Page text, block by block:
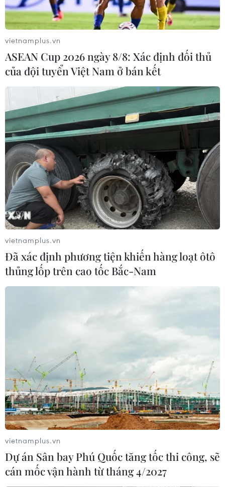
Điện Biên: Bắt đối tượng mua bán 1.200
viên ma túy tổng hợp
07/06/2025 08:04
Số ma túy trên Cở mua của một người đàn ông không
rõ danh tính ở khu vực bìa rừng thuộc địa phận bản Gia
Phú A với mục đích mang về bán kiếm lời.
Công an Điện Biên phá 2 chuyên án ma
túy, thu giữ số lượng lớn heroin
21/05/2025 03:05
Trong chiến dịch triệt phá tội phạm ma túy quy mô lớn,
Công an tỉnh Điện Biên đã bắt giữ hai đối tượng Cháng
A Sùng và Thào A Sính, thu giữ 9 bánh heroin cùng
nhiều tang vật.
vietnamplus.vn
ASEAN Cup 2026 ngày 8/8: Xác định đối thủ
của đội tuyển Việt Nam ở bán kết
vietnamplus.vn
Đã xác định phương tiện khiến hàng loạt ôtô
thủng lốp trên cao tốc Bắc-Nam
vietnamplus.vn
Dự án Sân bay Phú Quốc tăng tốc thi công, sẽ
cán mốc vận hành từ tháng 4/2027